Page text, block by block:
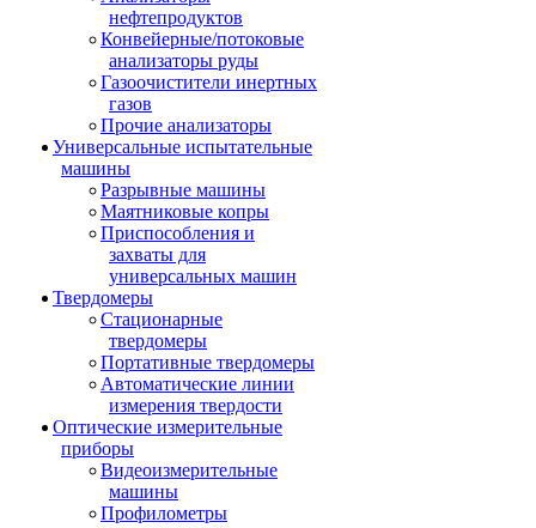
нефтепродуктов
Конвейерные/потоковые
анализаторы руды
Газоочистители инертных
газов
Прочие анализаторы
Универсальные испытательные
машины
Разрывные машины
Маятниковые копры
Приспособления и
захваты для
универсальных машин
Твердомеры
Стационарные
твердомеры
Портативные твердомеры
Автоматические линии
измерения твердости
Оптические измерительные
приборы
Видеоизмерительные
машины
Профилометры